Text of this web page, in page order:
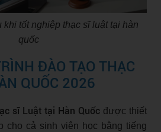
khi tốt nghiệp thạc sĩ luật tại hàn
quốc
ĐÀO TẠO THẠC
QUỐC 2026
sĩ Luật tại Hàn Quốc được thiết
cho cả sinh viên học bằng tiếng